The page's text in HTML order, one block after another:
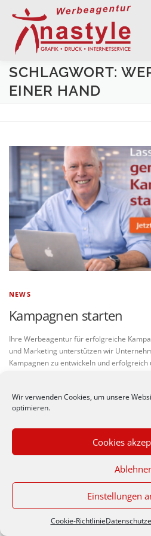
Wir verwenden Cookies, um unsere
optimieren.
Cookies
Einstellungen
Cookie-Richtlinie
Zum Inhalt springen
WEBDESIGN KONTAKT
SCHLAGWORT:
EINER HAND
NEWS
Kampagnen starten
Ihre Werbeagentur für erfolgreiche
und Marketing unterstützen wir
Kampagnen zu entwickeln und
© Werbeagentur nastyle -
07154 /
der Seite
Verwendung
zu.